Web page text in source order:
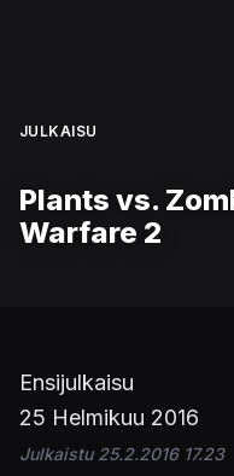
JULKAISU
Plants vs.
Warfare 2
Ensijulkaisu
25 Helmikuu 2016
Julkaistu 25.2.2016 17.23